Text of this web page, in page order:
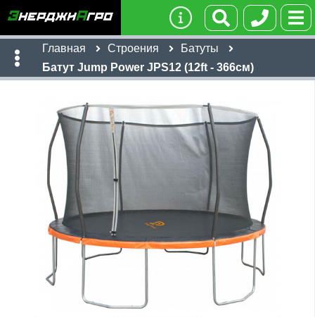
Главная Строения
Батуты
Батут Jump Power JPS12 (12ft - 366см)
22,386 руб
Имя:
Телефон *:
Я даю согласие наобработку персональных данных
Отправить